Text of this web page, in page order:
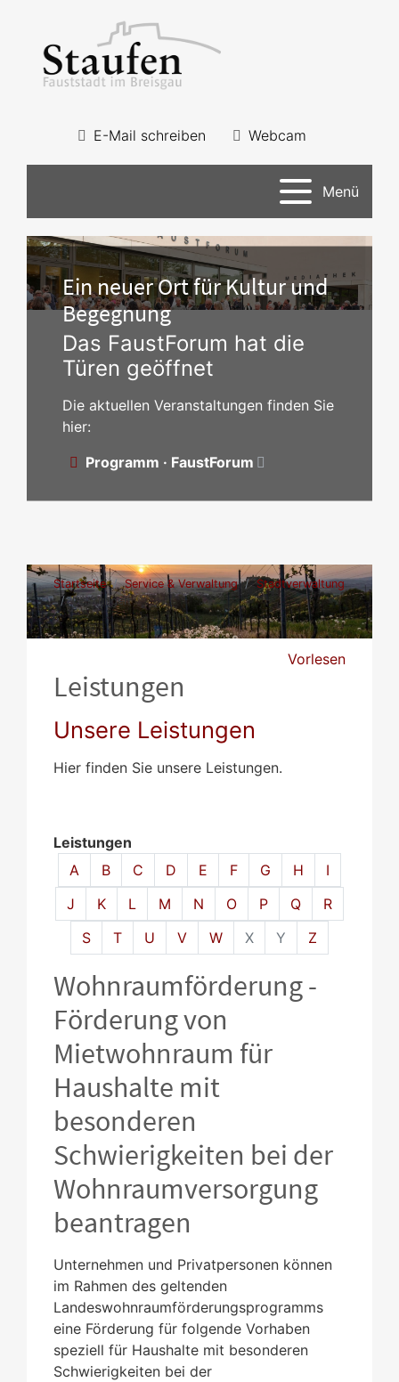
E-Mail schreiben Webcam
Menü
Ein neuer Ort für Kultur und
Begegnung
Das FaustForum hat die
Türen geöffnet
Die aktuellen Veranstaltungen finden Sie
hier:
Programm · FaustForum
Startseite Service & Verwaltung
Stadtverwaltung
Leistungen
Vorlesen
Leistungen
Unsere Leistungen
Hier finden Sie unsere Leistungen.
Leistungen
Alphabetisches Register überspringen
A B C D E F G H
I
J
K L M N O P Q
R
S
T U V W X Y Z
Wohnraumförderung -
Förderung von
Mietwohnraum für
Haushalte mit
besonderen
Schwierigkeiten bei der
Wohnraumversorgung
beantragen
Unternehmen und Privatpersonen können
im Rahmen des geltenden
Landeswohnraumförderungsprogramms
eine Förderung für folgende Vorhaben
speziell für Haushalte mit besonderen
Schwierigkeiten bei der